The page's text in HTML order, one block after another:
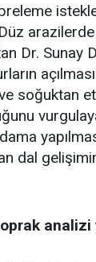
Dr. Sunay
soğuktan
dal
analizi